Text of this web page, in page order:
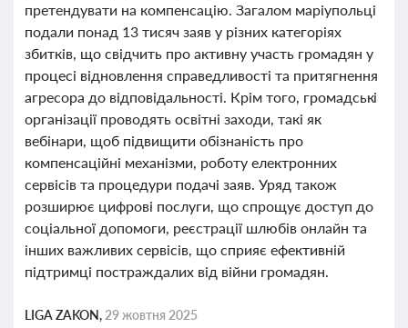
претендувати на компенсацію. Загалом маріупольці
подали понад 13 тисяч заяв у різних категоріях
збитків, що свідчить про активну участь громадян у
процесі відновлення справедливості та притягнення
агресора до відповідальності. Крім того, громадські
організації проводять освітні заходи, такі як
вебінари, щоб підвищити обізнаність про
компенсаційні механізми, роботу електронних
сервісів та процедури подачі заяв. Уряд також
розширює цифрові послуги, що спрощує доступ до
соціальної допомоги, реєстрації шлюбів онлайн та
інших важливих сервісів, що сприяє ефективній
підтримці постраждалих від війни громадян.
LIGA ZAKON, 29 жовтня 2025